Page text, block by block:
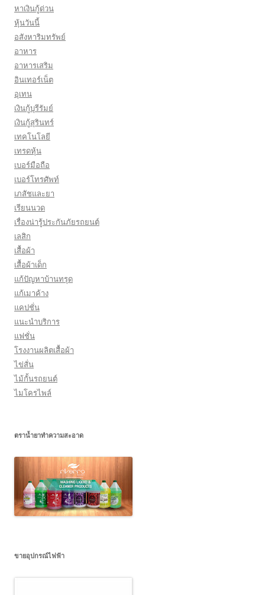
หาเงินกู้ด่วน
หุ้นวันนี้
อสังหาริมทรัพย์
อาหาร
อาหารเสริม
อินเทอร์เน็ต
อุเทน
เงินกู้บุรีรัมย์
เงินกู้สุรินทร์
เทคโนโลยี
เทรดหุ้น
เบอร์มือถือ
เบอร์โทรศัพท์
เภสัชและยา
เรียนนวด
เรื่องน่ารู้ประกันภัยรถยนต์
เลสิก
เสื้อผ้า
เสื้อผ้าเด็ก
แก้ปัญหาบ้านทรุด
แก้เมาค้าง
แคปชั่น
แนะนำบริการ
แฟชั่น
โรงงานผลิตเสื้อผ้า
ไข่สั่น
ไม้กั้นรถยนต์
ไมโครไพล์
ตราน้ำยาทำความสะอาด
ขายอุปกรณ์ไฟฟ้า